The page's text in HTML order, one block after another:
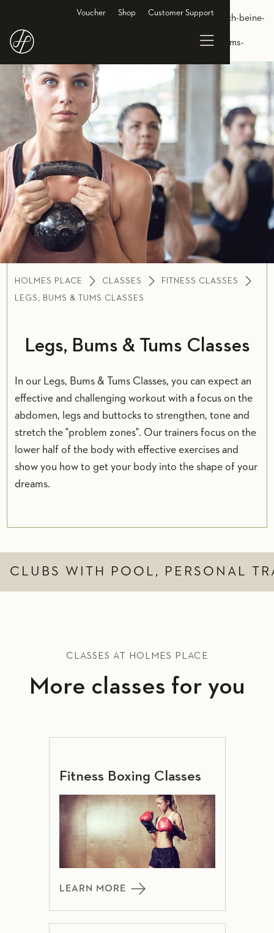
href="https://www.holmesplace.de/gruppenkurse-cl/bauch-beine-
po"/> <link rel="alternate" hreflang="en-DE"
href="https://en.holmesplace.de/groupclasses-cl/legs-bums-
tums"/>
Voucher Shop Customer Support
HOLMES PLACE CLASSES
FITNESS CLASSES
LEGS, BUMS & TUMS CLASSES
Legs, Bums & Tums Classes
In our Legs, Bums & Tums Classes, you can expect an
effective and challenging workout with a focus on the
abdomen, legs and buttocks to strengthen, tone and
stretch the "problem zones". Our trainers focus on the
lower half of the body with effective exercises and
show you how to get your body into the shape of your
dreams.
CLUBS WITH POOL, PERSONAL
CLASSES AT HOLMES PLACE
More classes for you
Fitness Boxing Classes
LEARN MORE